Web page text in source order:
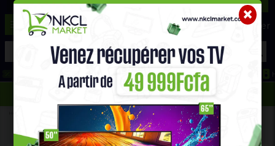
☰ Aide ?
Promo Congélateur Telephone Hightech
693 71 25 25 652 36 21 34
Home Maison & Bureau SALON